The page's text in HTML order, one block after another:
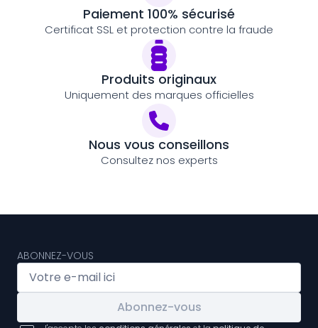
Paiement 100% sécurisé
Certificat SSL et protection contre la fraude
Produits originaux
Uniquement des marques officielles
Nous vous conseillons
Consultez nos experts
ABONNEZ-VOUS
Abonnez-vous